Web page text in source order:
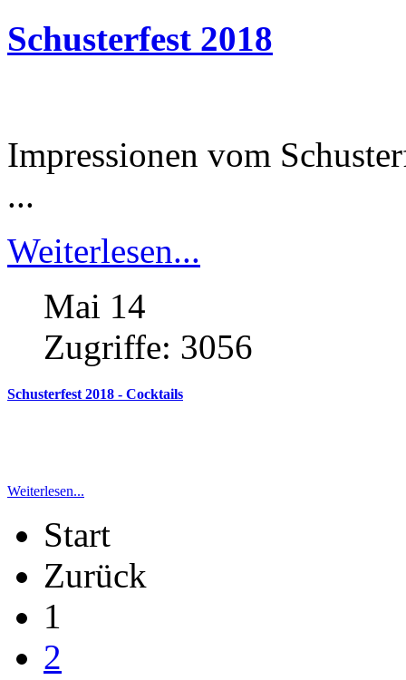
Schusterfest 2018
Impressionen vom
...
Weiterlesen...
Mai 14
Zugriffe: 3056
Schusterfest 2018 - Cocktails
Weiterlesen...
Start
Zurück
1
2